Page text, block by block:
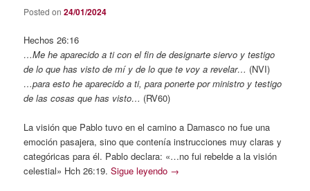
Posted on24/01/2024
Hechos 26:16
…Me he aparecido a ti con el fin de designarte siervo y testigo
de lo que has visto de mí y de lo que te voy a revelar… (NVI)
…para esto he aparecido a ti, para ponerte por ministro y testigo
de las cosas que has visto… (RV60)
La visión que Pablo tuvo en el camino a Damasco no fue una
emoción pasajera, sino que contenía instrucciones muy claras y
categóricas para él. Pablo declara: «…no fui rebelde a la visión
celestial» Hch 26:19.Sigue leyendo →